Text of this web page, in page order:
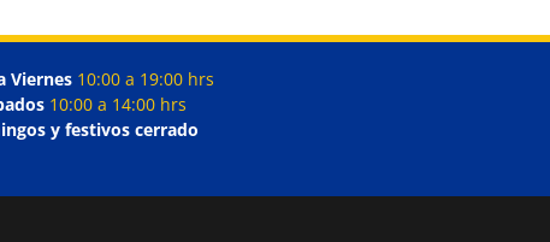
Viernes 10:00 a 19:00 hrs
10:00 a 14:00 hrs
y festivos cerrado